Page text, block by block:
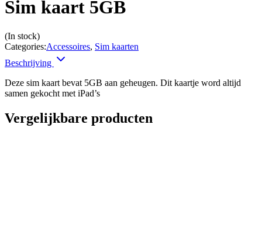
Sim kaart 5GB
(In stock)
Categories:Accessoires, Sim kaarten
Beschrijving
Deze sim kaart bevat 5GB aan geheugen. Dit kaartje word altijd
samen gekocht met iPad’s
Vergelijkbare producten